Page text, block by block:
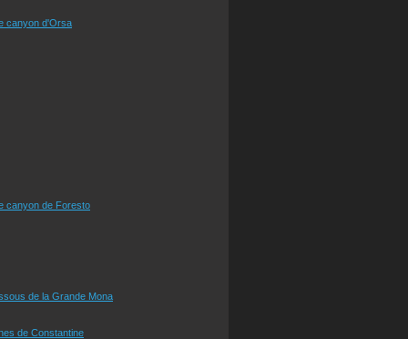
canyon d'Orsa
canyon de Foresto
de la Grande Mona
de Constantine